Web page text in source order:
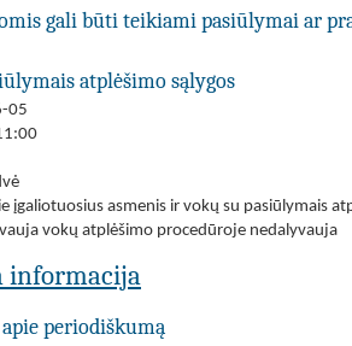
gali būti teikiami pasiūlymai ar
atplėšimo sąlygos
05
įgaliotuosius asmenis ir vokų su pasiūlymais
vokų atplėšimo procedūroje nedalyvauja
informacija
periodiškumą